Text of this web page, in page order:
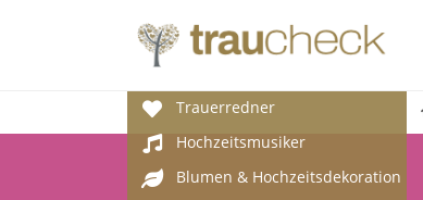
Trauerredner
Hochzeitsmusiker
Blumen & Hochzeitsdekoration